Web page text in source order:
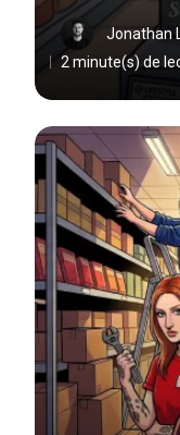
Jonathan
2 minute(s) de